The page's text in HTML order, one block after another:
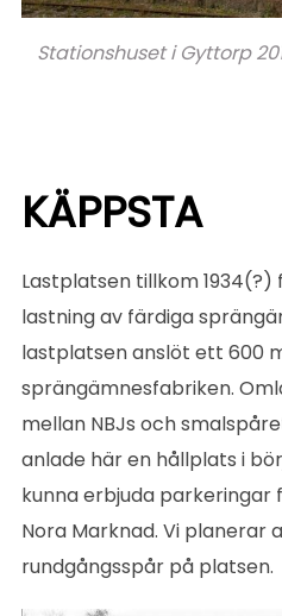
Stationshuset i Gyttorp
KÄPPSTA
Lastplatsen tillkom
lastning av färdiga
lastplatsen anslöt ett 600
sprängämnesfabriken.
mellan NBJs och
anlade här en hållplats i
kunna erbjuda
Nora Marknad. Vi
rundgångsspår på platsen.